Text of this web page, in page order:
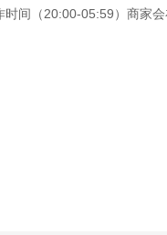
间（20:00-05:59）商家会